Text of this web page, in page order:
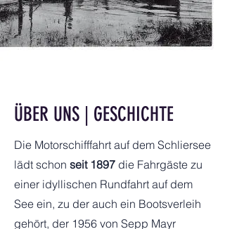
ÜBER UNS | GESCHICHTE
Die Motorschifffahrt auf dem Schliersee
lädt schon seit 1897 die Fahrgäste zu
einer idyllischen Rundfahrt auf dem
See ein, zu der auch ein Bootsverleih
gehört, der 1956 von Sepp Mayr